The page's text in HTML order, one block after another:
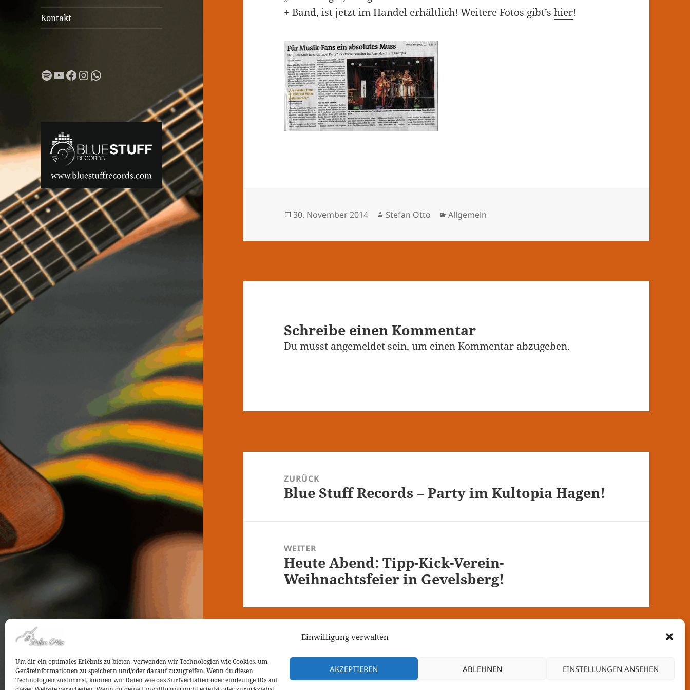
Einwilligung verwalten
Um dir ein optimales Erlebnis zu bieten, verwenden wir Technologien wie Cookies, um
Geräteinformationen zu speichern und/oder darauf zuzugreifen. Wenn du diesen
Technologien zustimmst, können wir Daten wie das Surfverhalten oder eindeutige IDs auf
AKZEPTIEREN ABLEHNEN EINSTELLUNGEN ANSEHEN
Kontakt
Spotify
YouTube
Facebook
Instagram
WhatsApp
+ Band, ist jetzt im Handel erhältlich! Weitere Fotos gibt’shier!
Veröffentlicht
30. November 2014 Autor
Stefan Otto Kategorien
Allgemein
Schreibe einen Kommentar
Du musst angemeldet sein, um einen Kommentar abzugeben.
ZURÜCK
Vorheriger
Blue Stuff Records – Party im Kultopia Hagen!
WEITER
Nächster
Beitrag:
Heute Abend: Tipp-Kick-Verein-
Weihnachtsfeier in Gevelsberg!
Datenschutzerklärung